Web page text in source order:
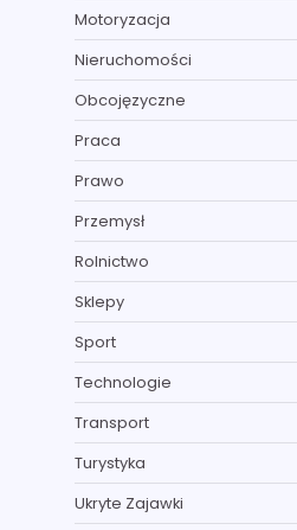
Motoryzacja
Nieruchomości
Obcojęzyczne
Praca
Prawo
Przemysł
Rolnictwo
Sklepy
Sport
Technologie
Transport
Turystyka
Ukryte Zajawki